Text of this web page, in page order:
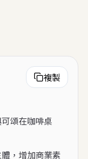
複製
頌在咖啡桌
，增加商業素